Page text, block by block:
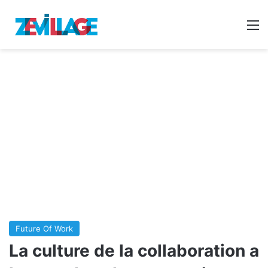
Future Of Work
La culture de la collaboration a